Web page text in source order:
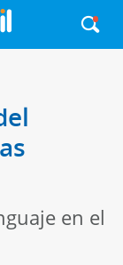
en el